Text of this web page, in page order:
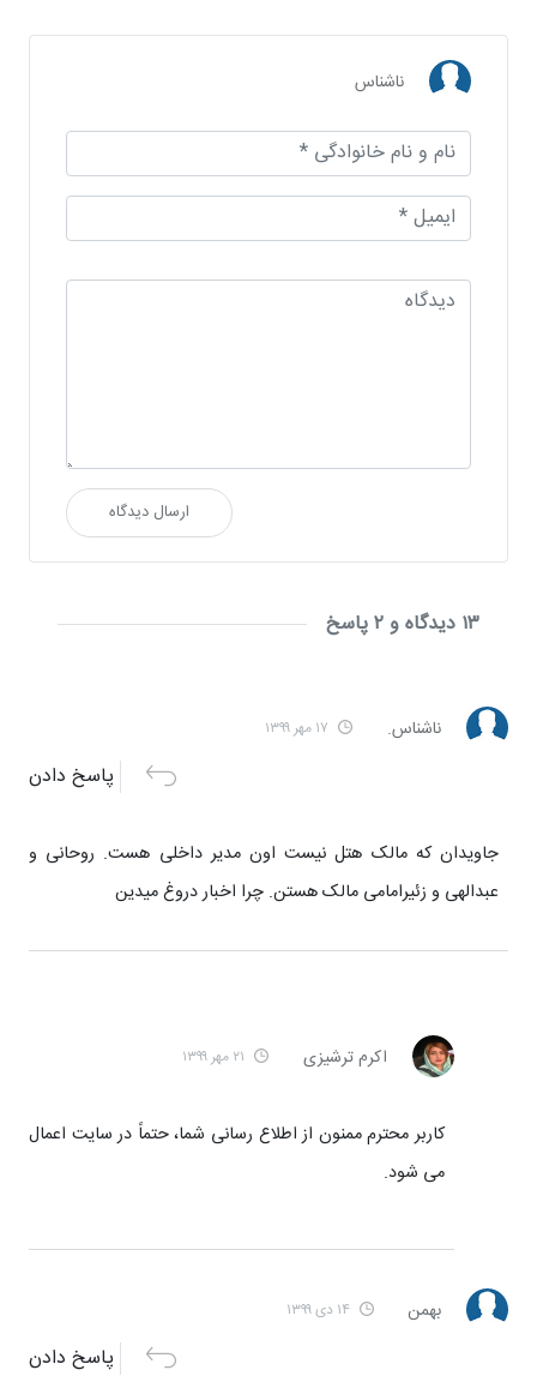
ناشناس
ارسال دیدگاه
۱۳ دیدگاه و ۲ پاسخ
ناشناس. ۱۷ مهر ۱۳۹۹
پاسخ دادن
جاویدان که مالک هتل نیست اون مدیر داخلی هست. روحانی و
عبدالهی و زئیرامامی مالک هستن. چرا اخبار دروغ میدین
اکرم ترشیزی ۲۱ مهر ۱۳۹۹
کاربر محترم ممنون از اطلاع رسانی شما، حتماً در سایت اعمال
می شود.
بهمن ۱۴ دی ۱۳۹۹
پاسخ دادن